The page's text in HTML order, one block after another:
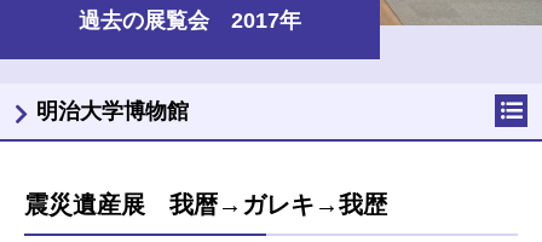
過去の展覧会 2017年
震災遺産展 我暦→ガレキ→我歴
明治大学博物館